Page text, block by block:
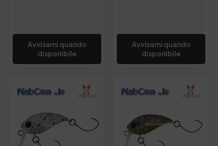
Avvisami quando
disponibile
Avvisami quando
disponibile